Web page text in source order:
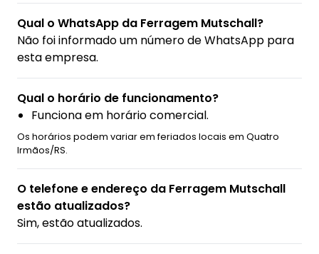
Qual o WhatsApp da Ferragem Mutschall?
Não foi informado um número de WhatsApp para
esta empresa.
Qual o horário de funcionamento?
Funciona em horário comercial.
Os horários podem variar em feriados locais em Quatro
Irmãos/RS.
O telefone e endereço da Ferragem Mutschall
estão atualizados?
Sim, estão atualizados.